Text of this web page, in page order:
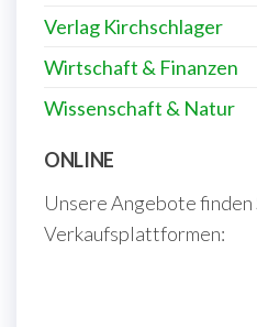
Verlag Kirchschlager
Wirtschaft & Finanzen
Wissenschaft & Natur
ONLINE
Unsere Angebote finden
Verkaufsplattformen: